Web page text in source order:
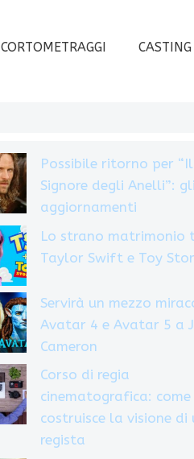
CORTOMETRAGGI CASTING
Possibile ritorno per “Il
Signore degli Anelli”:
aggiornamenti
Lo strano matrimonio
Taylor Swift e Toy
Servirà un mezzo
Avatar 4 e Avatar 5 a
Cameron
Corso di regia
cinematografica: come
costruisce la visione di
regista